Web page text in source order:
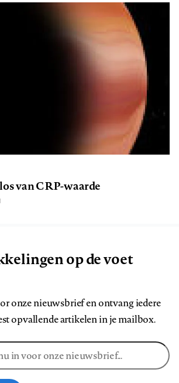
van CRP-waarde
op de voet
onze nieuwsbrief en ontvang iedere
opvallende artikelen in je mailbox.